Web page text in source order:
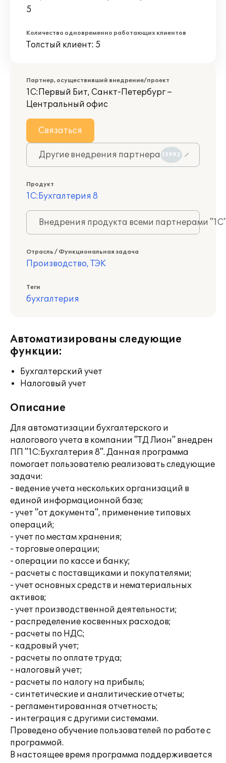
5
Количество одновременно работающих клиентов
Толстый клиент: 5
Партнер, осуществивший внедрение/проект
1С:Первый Бит, Санкт-Петербург –
Центральный офис
Связаться
Другие внедрения партнера 13992
Продукт
1С:Бухгалтерия 8
Внедрения продукта всеми партнерами
Отрасль / Функциональная задача
Производство, ТЭК
Теги
бухгалтерия
Автоматизированы следующие
функции:
Бухгалтерский учет
Налоговый учет
Описание
Для автоматизации бухгалтерского и
налогового учета в компании "ТД Лион" внедрен
ПП "1С:Бухгалтерия 8". Данная программа
помогает пользователю реализовать следующие
задачи:
- ведение учета нескольких организаций в
единой информационной базе;
- учет "от документа", применение типовых
операций;
- учет по местам хранения;
- торговые операции;
- операции по кассе и банку;
- расчеты с поставщиками и покупателями;
- учет основных средств и нематериальных
активов;
- учет производственной деятельности;
- распределение косвенных расходов;
- расчеты по НДС;
- кадровый учет;
- расчеты по оплате труда;
- налоговый учет;
- расчеты по налогу на прибыль;
- синтетические и аналитические отчеты;
- регламентированная отчетность;
- интеграция с другими системами.
Проведено обучение пользователей по работе с
программой.
В настоящее время программа поддерживается